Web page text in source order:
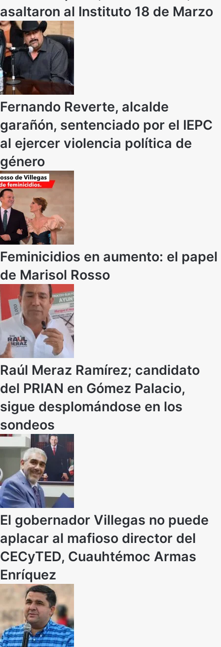
asaltaron al Instituto 18 de Marzo
Fernando Reverte, alcalde
garañón, sentenciado por el IEPC
al ejercer violencia política de
género
Feminicidios en aumento: el papel
de Marisol Rosso
Raúl Meraz Ramírez; candidato
del PRIAN en Gómez Palacio,
sigue desplomándose en los
sondeos
El gobernador Villegas no puede
aplacar al mafioso director del
CECyTED, Cuauhtémoc Armas
Enríquez